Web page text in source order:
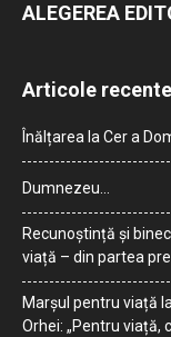
ALEGEREA
Articole recente
Înălțarea la Cer a
Dumnezeu…
Recunoștință și
viață – din partea
Marșul pentru viață
Orhei: „Pentru viață,